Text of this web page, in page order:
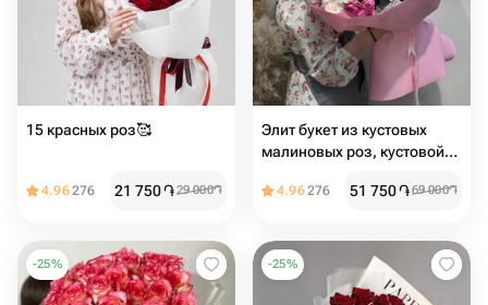
15 красных роз🥰
4.96276 21 750֏29 000֏
Элит букет из кустовых
малиновых роз, кустовой
эвкалипта
4.96276 51 750֏69 000֏
-25% -25%